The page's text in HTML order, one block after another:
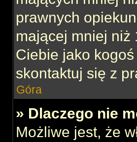
prawnych
mającej mniej niż
Ciebie jako
skontaktuj się z
Góra
» Dlaczego nie
Możliwe jest, że